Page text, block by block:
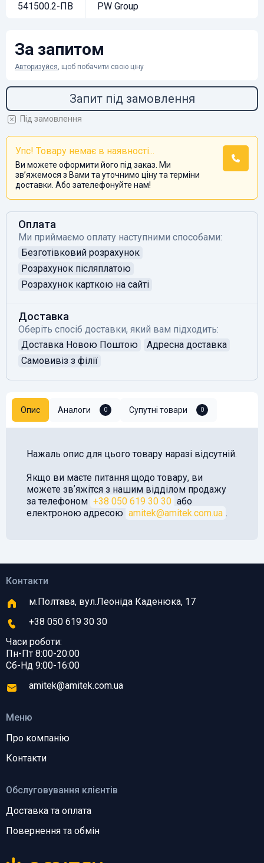
541500.2-ПВ PW Group
За запитом
Авторизуйся, щоб побачити свою ціну
Запит під замовлення
Під замовлення
Упс! Товару немає в наявності...
Ви можете оформити його під заказ. Ми
звʼяжемося з Вами та уточнимо ціну та терміни
доставки. Або зателефонуйте нам!
Оплата
Ми приймаємо оплату наступними способами:
Безготівковий розрахунок
Розрахунок післяплатою
Розрахунок карткою на сайті
Доставка
Оберіть спосіб доставки, який вам підходить:
Доставка Новою Поштою
Адресна доставка
Самовивіз з філії
Опис Аналоги 0 Супутні товари 0
Нажаль опис для цього товару наразі відсутній.
Якщо ви маєте питання щодо товару, ви
можете звʼяжітся з нашим відділом продажу
за телефоном +38 050 619 30 30 або
електроною адресою amitek@amitek.com.ua .
Обслуговування клієнтів
Доставка та оплата
Повернення та обмін
Меню
Про компанію
Контакти
Контакти
м.Полтава, вул.Леоніда Каденюка, 17
+38 050 619 30 30
Часи роботи:
Пн-Пт 8:00-20:00
Сб-Нд 9:00-16:00
amitek@amitek.com.ua